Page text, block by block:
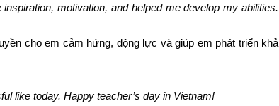
motivation, and helped me develop my abilities.
cho em cảm hứng, động lực và giúp em phát triển khả
like today. Happy teacher’s day in Vietnam!